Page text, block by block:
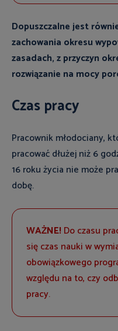
Dopuszczalne jest
zachowania okresu
zasadach, z przyczyn
rozwiązanie na mocy
Czas pracy
Pracownik młodociany,
pracować dłużej niż 6
16 roku życia nie może
dobę.
WAŻNE! Do czasu
się czas nauki w
obowiązkowego
względu na to, czy
pracy.